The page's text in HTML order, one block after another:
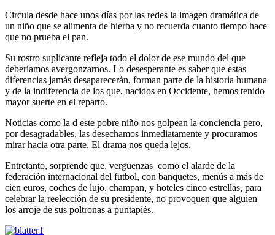
Circula desde hace unos días por las redes la imagen dramática de
un niño que se alimenta de hierba y no recuerda cuanto tiempo hace
que no prueba el pan.
Su rostro suplicante refleja todo el dolor de ese mundo del que
deberíamos avergonzarnos. Lo desesperante es saber que estas
diferencias jamás desaparecerán, forman parte de la historia humana
y de la indiferencia de los que, nacidos en Occidente, hemos tenido
mayor suerte en el reparto.
Noticias como la d este pobre niño nos golpean la conciencia pero,
por desagradables, las desechamos inmediatamente y procuramos
mirar hacia otra parte. El drama nos queda lejos.
Entretanto, sorprende que, vergüenzas como el alarde de la
federación internacional del futbol, con banquetes, menús a más de
cien euros, coches de lujo, champan, y hoteles cinco estrellas, para
celebrar la reelección de su presidente, no provoquen que alguien
los arroje de sus poltronas a puntapiés.